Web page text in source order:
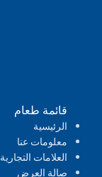
قائمة طعام
الرئيسية
معلومات عنا
العلامات التجارية